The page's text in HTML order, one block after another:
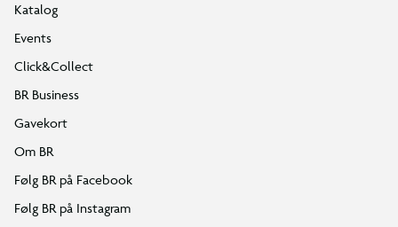
Katalog
Events
Click&Collect
BR Business
Gavekort
Om BR
Følg BR på Facebook
Følg BR på Instagram